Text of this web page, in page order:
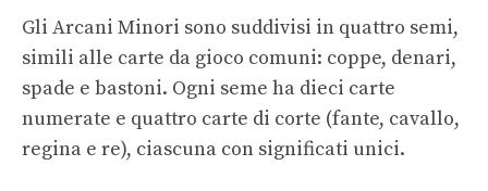
Gli Arcani Minori sono suddivisi in quattro semi,
simili alle carte da gioco comuni: coppe, denari,
spade e bastoni. Ogni seme ha dieci carte
numerate e quattro carte di corte (fante, cavallo,
regina e re), ciascuna con significati unici.